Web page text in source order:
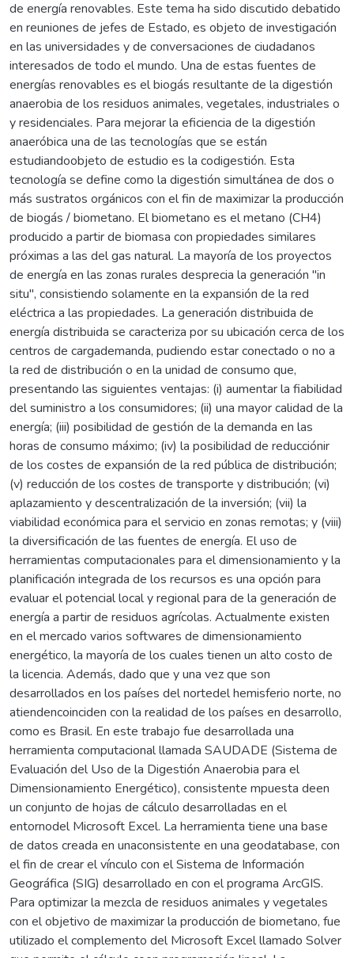
de energía renovables. Este tema ha sido discutido debatido
en reuniones de jefes de Estado, es objeto de investigación
en las universidades y de conversaciones de ciudadanos
interesados de todo el mundo. Una de estas fuentes de
energías renovables es el biogás resultante de la digestión
anaerobia de los residuos animales, vegetales, industriales o
y residenciales. Para mejorar la eficiencia de la digestión
anaeróbica una de las tecnologías que se están
estudiandoobjeto de estudio es la codigestión. Esta
tecnología se define como la digestión simultánea de dos o
más sustratos orgánicos con el fin de maximizar la producción
de biogás / biometano. El biometano es el metano (CH4)
producido a partir de biomasa con propiedades similares
próximas a las del gas natural. La mayoría de los proyectos
de energía en las zonas rurales desprecia la generación "in
situ", consistiendo solamente en la expansión de la red
eléctrica a las propiedades. La generación distribuida de
energía distribuida se caracteriza por su ubicación cerca de los
centros de cargademanda, pudiendo estar conectado o no a
la red de distribución o en la unidad de consumo que,
presentando las siguientes ventajas: (i) aumentar la fiabilidad
del suministro a los consumidores; (ii) una mayor calidad de la
energía; (iii) posibilidad de gestión de la demanda en las
horas de consumo máximo; (iv) la posibilidad de reducciónir
de los costes de expansión de la red pública de distribución;
(v) reducción de los costes de transporte y distribución; (vi)
aplazamiento y descentralización de la inversión; (vii) la
viabilidad económica para el servicio en zonas remotas; y (viii)
la diversificación de las fuentes de energía. El uso de
herramientas computacionales para el dimensionamiento y la
planificación integrada de los recursos es una opción para
evaluar el potencial local y regional para de la generación de
energía a partir de residuos agrícolas. Actualmente existen
en el mercado varios softwares de dimensionamiento
energético, la mayoría de los cuales tienen un alto costo de
la licencia. Además, dado que y una vez que son
desarrollados en los países del nortedel hemisferio norte, no
atiendencoinciden con la realidad de los países en desarrollo,
como es Brasil. En este trabajo fue desarrollada una
herramienta computacional llamada SAUDADE (Sistema de
Evaluación del Uso de la Digestión Anaerobia para el
Dimensionamiento Energético), consistente mpuesta deen
un conjunto de hojas de cálculo desarrolladas en el
entornodel Microsoft Excel. La herramienta tiene una base
de datos creada en unaconsistente en una geodatabase, con
el fin de crear el vínculo con el Sistema de Información
Geográfica (SIG) desarrollado en con el programa ArcGIS.
Para optimizar la mezcla de residuos animales y vegetales
con el objetivo de maximizar la producción de biometano, fue
utilizado el complemento del Microsoft Excel llamado Solver